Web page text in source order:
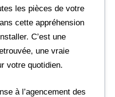
les pièces de votre
cette appréhension
C’est une
une vraie
votre quotidien.
à l’agencement des